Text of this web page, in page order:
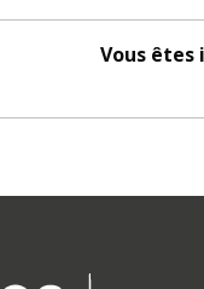
Vous êtes